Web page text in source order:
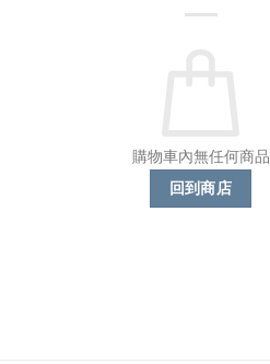
購物車內無任何商品
回到商店